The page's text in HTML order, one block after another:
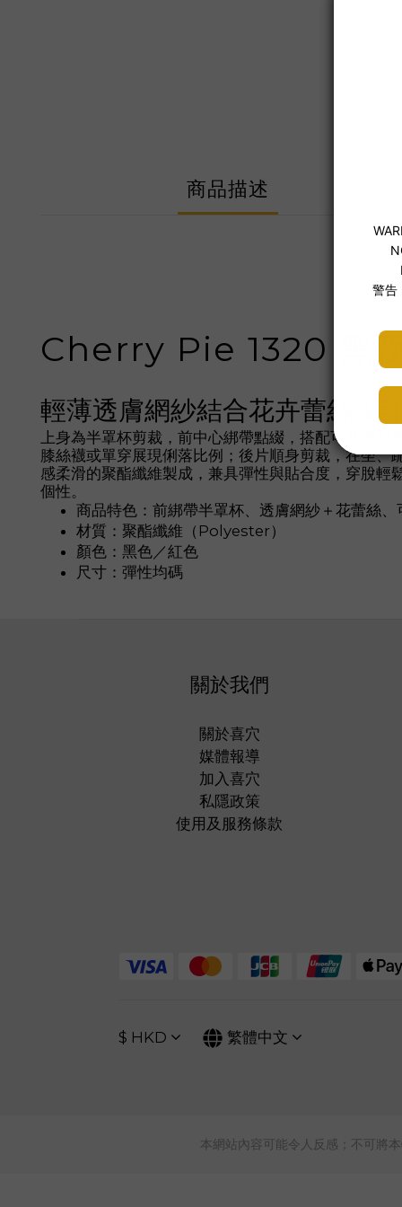
商品描述
Cherry Pie 1320 黑
輕薄透膚網紗結合花卉蕾絲設
上身為半罩杯剪裁，前中心綁帶點綴，搭配可調細
膝絲襪或單穿展現俐落比例；後片順身剪裁，在坐
感柔滑的聚酯纖維製成，兼具彈性與貼合度，穿脫
個性。
商品特色：前綁帶半罩杯、透膚網紗＋花蕾絲
材質：聚酯纖維（Polyester）
顏色：黑色／紅色
尺寸：彈性均碼
關於我們
關於喜穴
媒體報導
加入喜穴
私隱政策
使用及服務條款
$ HKD 繁體中文
本網站內容可能令人反感；不可將